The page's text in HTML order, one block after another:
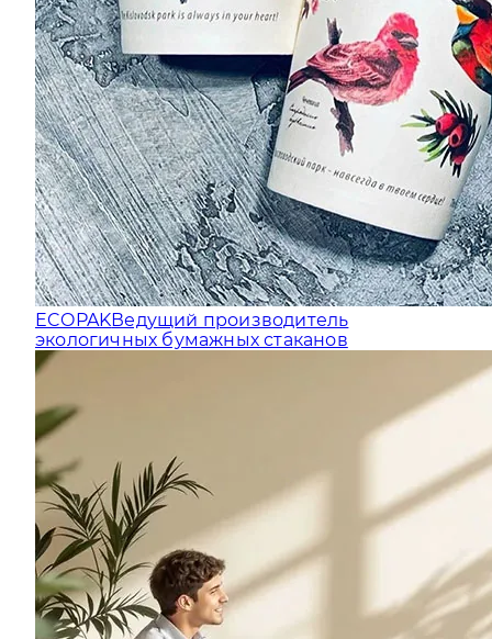
ECOPAKВедущий производитель
экологичных бумажных стаканов